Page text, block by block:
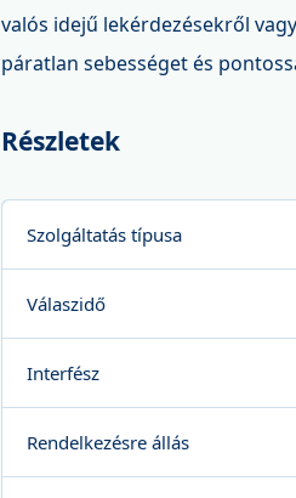
valós idejű lekérdezésekről
páratlan sebességet és
Részletek
Szolgáltatás típusa
Válaszidő
Interfész
Rendelkezésre állás